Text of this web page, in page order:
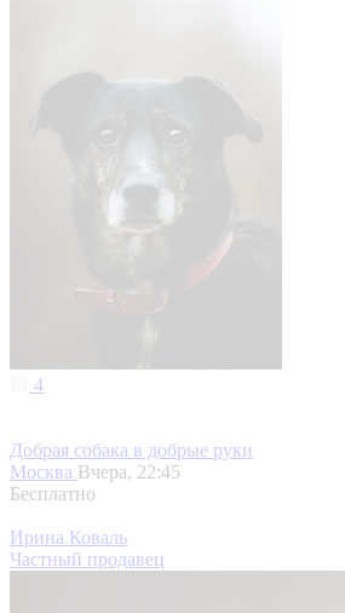
4
Добрая собака в добрые руки
Москва Вчера, 22:45
Бесплатно
Ирина Коваль
Частный продавец